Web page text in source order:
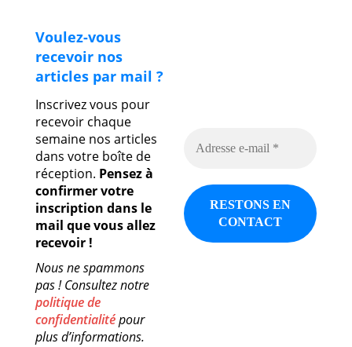
Voulez-vous
recevoir nos
articles par mail ?
Inscrivez vous pour
recevoir chaque
semaine nos articles
dans votre boîte de
réception. Pensez à
confirmer votre
inscription dans le
mail que vous allez
recevoir !
Nous ne spammons
pas ! Consultez notre
politique de
confidentialitépour
plus d’informations.